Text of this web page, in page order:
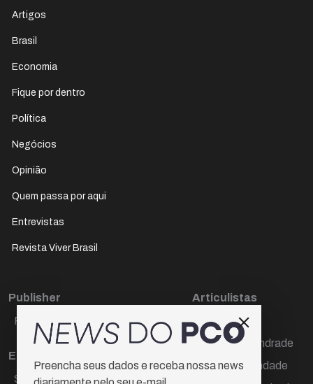
Artigos
Brasil
Economia
Fique por dentro
Política
Negócios
Opinião
Quem passa por aqui
Entrevistas
Revista Viver Brasil
Publisher
Paulo Cesar de Oliveira
Editora Chefe
Sueli Cotta
Articulistas
Décio Freire
Dr Marcos Andrade
Hamilton Trindade
Preencha seus dados e receba nossa news